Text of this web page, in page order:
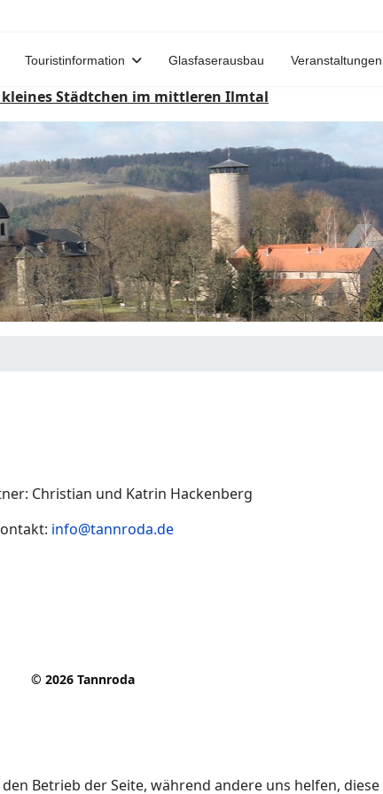
Touristinformation Glasfaserausbau Veranstaltungen
kleines Städtchen im mittleren Ilmtal
Christian und Katrin Hackenberg
info@tannroda.de
© 2026 Tannroda
Betrieb der Seite, während andere uns helfen,